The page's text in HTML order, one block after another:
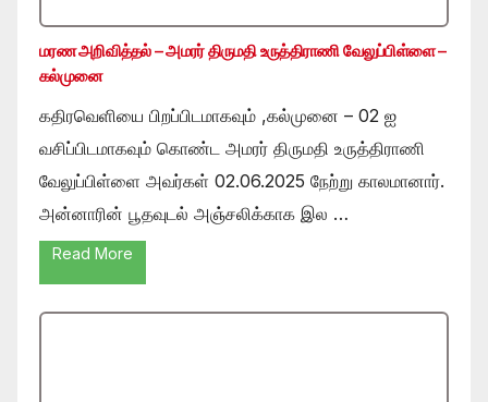
மரண அறிவித்தல் – அமரர் திருமதி உருத்திராணி வேலுப்பிள்ளை –
கல்முனை
கதிரவெளியை பிறப்பிடமாகவும் ,கல்முனை – 02 ஐ
வசிப்பிடமாகவும் கொண்ட அமரர் திருமதி உருத்திராணி
வேலுப்பிள்ளை அவர்கள் 02.06.2025 நேற்று காலமானார்.
அன்னாரின் பூதவுடல் அஞ்சலிக்காக இல …
Read More